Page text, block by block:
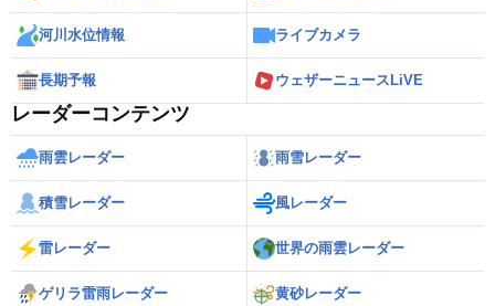
河川水位情報 ライブカメラ
長期予報 ウェザーニュースLiVE
レーダーコンテンツ
雨雲レーダー 雨雪レーダー
積雪レーダー 風レーダー
雷レーダー 世界の雨雲レーダー
ゲリラ雷雨レーダー 黄砂レーダー